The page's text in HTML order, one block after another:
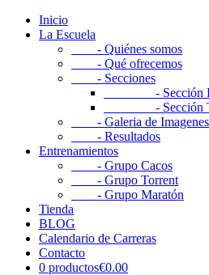
Inicio
La Escuela
- Quiénes somos
- Qué ofrecemos
- Secciones
- Sección
- Sección
- Galeria de Imagenes
- Resultados
Entrenamientos
- Grupo Cacos
- Grupo Torrent
- Grupo Maratón
Tienda
BLOG
Calendario de Carreras
Contacto
0 productos€0.00